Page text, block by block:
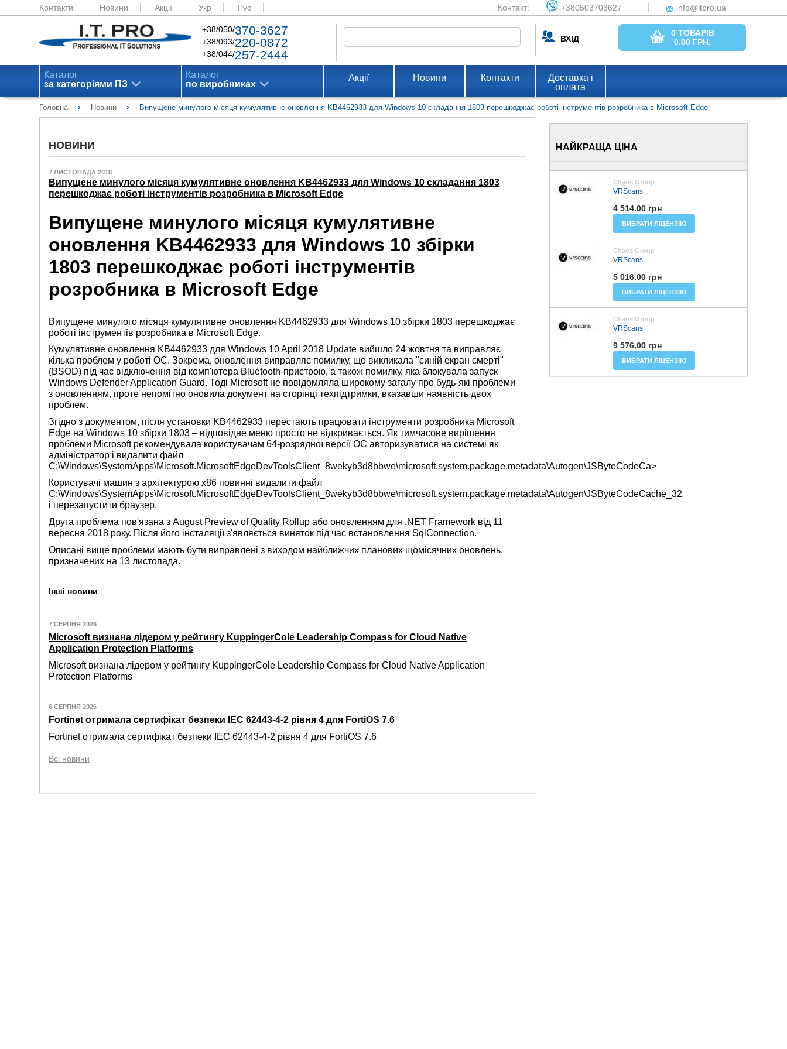
Контакти Новини Акції Укр Рус Контакт: +380503703627 info@itpro.ua
+38/050/370-3627
+38/093/220-0872
+38/044/257-2444
ВХІД
0 ТОВАРІВ
0.00 ГРН.
Каталог
за категоріями ПЗ
Каталог
по виробниках
Акції Новини Контакти
Доставка і
оплата
Головна › Новини › Випущене минулого місяця кумулятивне оновлення KB4462933 для Windows 10 складання 1803 перешкоджає роботі інструментів розробника в Microsoft Edge
НОВИНИ
7 ЛИСТОПАДА 2018
Випущене минулого місяця кумулятивне оновлення KB4462933 для Windows 10 складання 1803
перешкоджає роботі інструментів розробника в Microsoft Edge
Випущене минулого місяця кумулятивне
оновлення KB4462933 для Windows 10 збірки
1803 перешкоджає роботі інструментів
розробника в Microsoft Edge
Випущене минулого місяця кумулятивне оновлення KB4462933 для Windows 10 збірки 1803 перешкоджає
роботі інструментів розробника в Microsoft Edge.
Кумулятивне оновлення KB4462933 для Windows 10 April 2018 Update вийшло 24 жовтня та виправляє
кілька проблем у роботі ОС. Зокрема, оновлення виправляє помилку, що викликала "синій екран смерті"
(BSOD) під час відключення від комп'ютера Bluetooth-пристрою, а також помилку, яка блокувала запуск
Windows Defender Application Guard. Тоді Microsoft не повідомляла широкому загалу про будь-які проблеми
з оновленням, проте непомітно оновила документ на сторінці техпідтримки, вказавши наявність двох
проблем.
Згідно з документом, після установки KB4462933 перестають працювати інструменти розробника Microsoft
Edge на Windows 10 збірки 1803 – відповідне меню просто не відкривається. Як тимчасове вирішення
проблеми Microsoft рекомендувала користувачам 64-розрядної версії ОС авторизуватися на системі як
адміністратор і видалити файл
C:\Windows\SystemApps\Microsoft.MicrosoftEdgeDevToolsClient_8wekyb3d8bbwe\microsoft.system.package.metadata\Autogen\JSByteCodeCa>
Користувачі машин з архітектурою x86 повинні видалити файл
C:\Windows\SystemApps\Microsoft.MicrosoftEdgeDevToolsClient_8wekyb3d8bbwe\microsoft.system.package.metadata\Autogen\JSByteCodeCache_32
і перезапустити браузер.
Друга проблема пов'язана з August Preview of Quality Rollup або оновленням для .NET Framework від 11
вересня 2018 року. Після його інсталяції з'являється виняток під час встановлення SqlConnection.
Описані вище проблеми мають бути виправлені з виходом найближчих планових щомісячних оновлень,
призначених на 13 листопада.
Інші новини
7 СЕРПНЯ 2026
Microsoft визнана лідером у рейтингу KuppingerCole Leadership Compass for Cloud Native
Application Protection Platforms
Microsoft визнана лідером у рейтингу KuppingerCole Leadership Compass for Cloud Native Application
Protection Platforms
6 СЕРПНЯ 2026
Fortinet отримала сертифікат безпеки IEC 62443-4-2 рівня 4 для FortiOS 7.6
Fortinet отримала сертифікат безпеки IEC 62443-4-2 рівня 4 для FortiOS 7.6
Всі новини
НАЙКРАЩА ЦІНА
Chaos Group
VRScans
4 514.00 грн
ВИБРАТИ ЛІЦЕНЗІЮ
Chaos Group
VRScans
5 016.00 грн
ВИБРАТИ ЛІЦЕНЗІЮ
Chaos Group
VRScans
9 576.00 грн
ВИБРАТИ ЛІЦЕНЗІЮ